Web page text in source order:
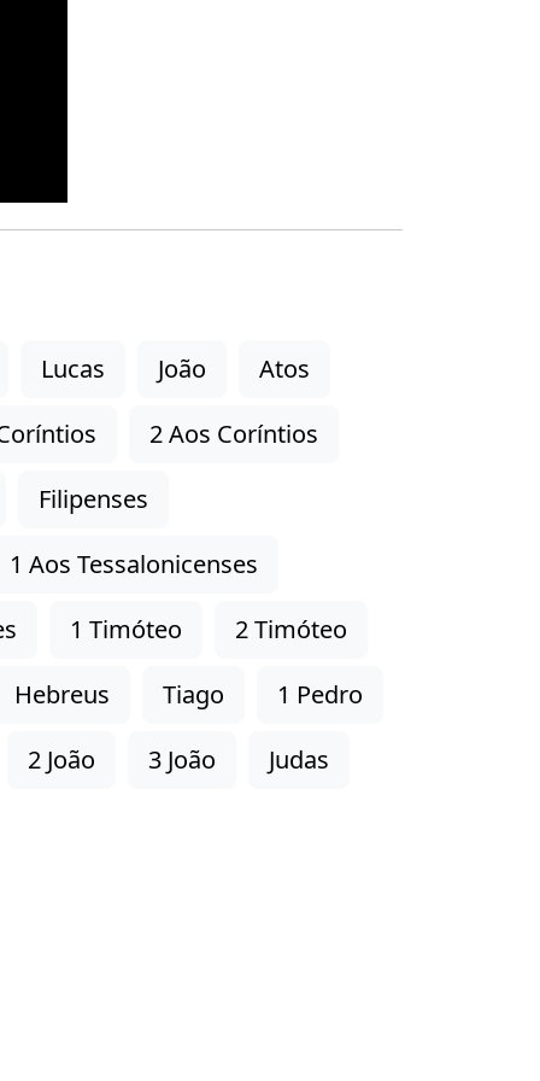
Lucas João
Atos
2 Aos Coríntios
Filipenses
1 Aos Tessalonicenses
1 Timóteo
2 Timóteo
Hebreus Tiago
1 Pedro
2 João 3 João
Judas